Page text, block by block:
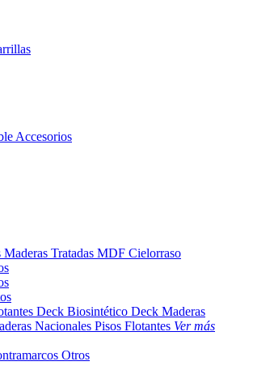
Accesorios
Maderas Tratadas MDF Cielorraso
Deck Biosintético Deck Maderas
Nacionales Pisos Flotantes Ver más
Otros